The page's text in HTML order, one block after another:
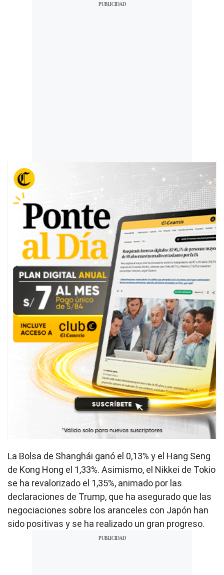
La Bolsa de Shanghái ganó el 0,13% y el Hang Seng
de Kong Hong el 1,33%. Asimismo, el Nikkei de Tokio
se ha revalorizado el 1,35%, animado por las
declaraciones de Trump, que ha asegurado que las
negociaciones sobre los aranceles con Japón han
sido positivas y se ha realizado un gran progreso.